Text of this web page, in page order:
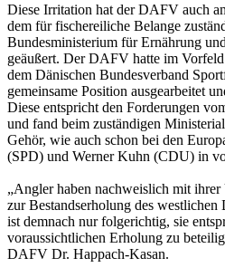
Diese Irritation hat der DAFV auch
dem für fischereiliche Belange
Bundesministerium für Ernährung
geäußert. Der DAFV hatte im
dem Dänischen Bundesverband
gemeinsame Position ausgearbeitet
Diese entspricht den Forderungen
und fand beim zuständigen
Gehör, wie auch schon bei den
(SPD) und Werner Kuhn (CDU) in
„Angler haben nachweislich mit
zur Bestandserholung des westlichen
ist demnach nur folgerichtig, sie
voraussichtlichen Erholung zu
DAFV Dr. Happach-Kasan.